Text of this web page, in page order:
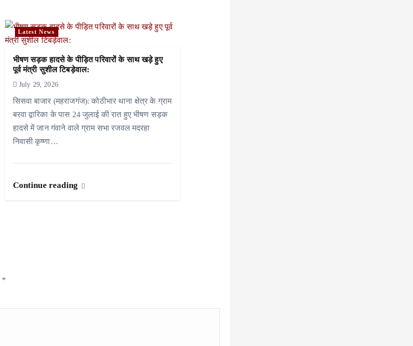
Latest News
भीषण सड़क हादसे के पीड़ित परिवारों के साथ खड़े हुए
पूर्व मंत्री सुशील टिबड़ेवाल:
July 29, 2026
सिसवा बाजार (महराजगंज): कोठीभार थाना क्षेत्र के ग्राम
बरवा द्वारिका के पास 24 जुलाई की रात हुए भीषण सड़क
हादसे में जान गंवाने वाले ग्राम सभा रजवल मदरहा
निवासी कृष्णा…
Continue reading
*